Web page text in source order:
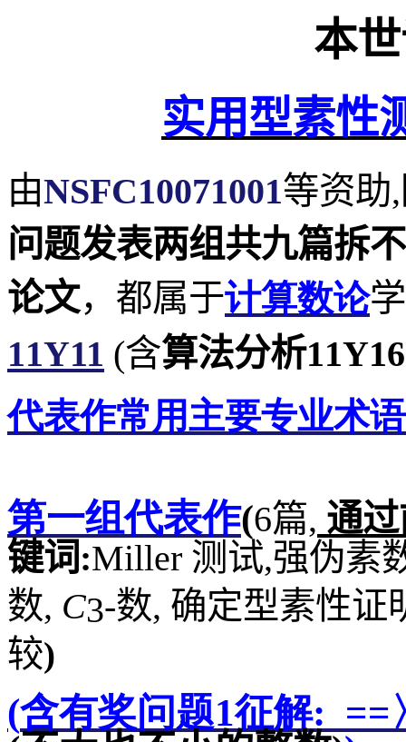
本
实用型素性
由NSFC10071001等资助,
问题发表两组共九篇拆
论文，都属于计算数论
11Y11 (含算法分析11Y16
代表作常用主要专业术
第一组代表作(6篇, 通
键词:Miller 测试,强伪素
数, C3-数, 确定型素性证
较)
(含有奖问题1征解: ==